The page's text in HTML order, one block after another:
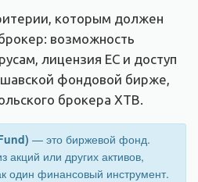
которым должен
возможность
лицензия ЕС и доступ
фондовой бирже,
брокера XTB.
— это биржевой фонд.
акций или других активов,
один финансовый инструмент.